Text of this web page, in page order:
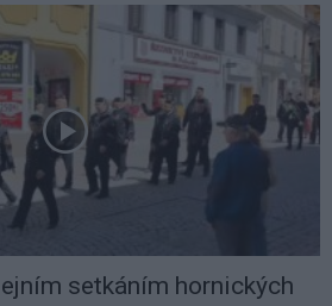
setkáním hornických